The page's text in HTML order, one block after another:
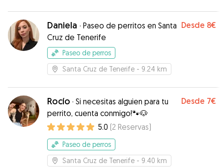
Daniela · Paseo de perritos en Santa
Cruz de Tenerife
Desde 8€
Paseo de perros
Santa Cruz de Tenerife - 9.24 km
Rocío · Si necesitas alguien para tu
perrito, cuenta conmigo!🐾🐶
Desde 7€
5.0 (2 Reservas)
Paseo de perros
Santa Cruz de Tenerife - 9.40 km